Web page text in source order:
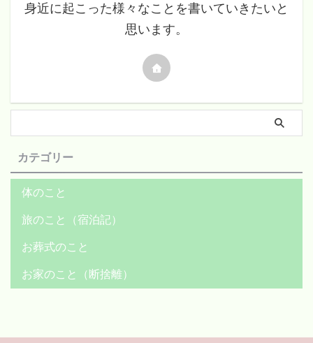
身近に起こった様々なことを書いていきたいと
思います。
カテゴリー
体のこと
旅のこと（宿泊記）
お葬式のこと
お家のこと（断捨離）